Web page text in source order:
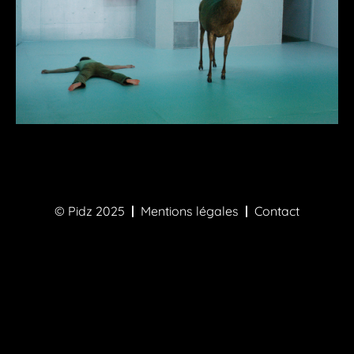
CONTACT
© Pidz 2025 | Mentions légales | Contact